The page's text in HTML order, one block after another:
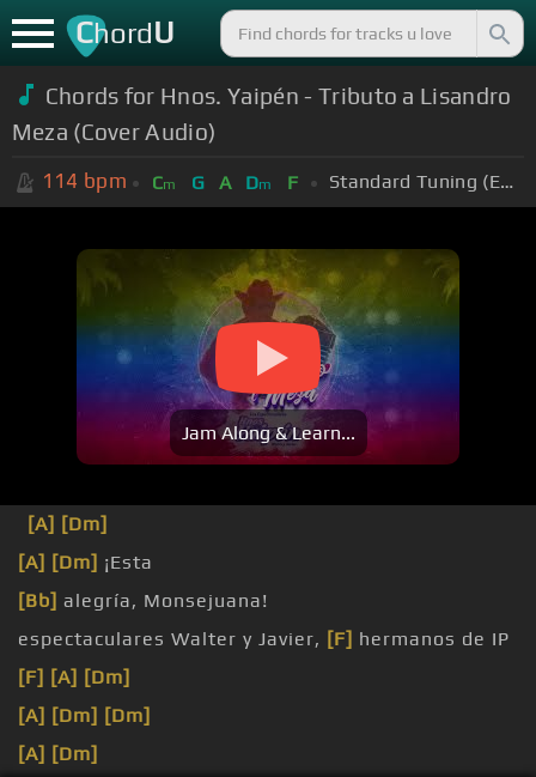
ChordU
Chords for Hnos. Yaipén - Tributo a Lisandro
Meza (Cover Audio)
114 bpm Cm G A Dm F Standard Tuning (EADGBE)
Jam Along & Learn...
[A] [Dm]
[A] [Dm] ¡Esta
[Bb] alegría, Monsejuana!
espectaculares Walter y Javier, [F] hermanos de IP
[F] [A] [Dm]
[A] [Dm] [Dm]
[A] [Dm]